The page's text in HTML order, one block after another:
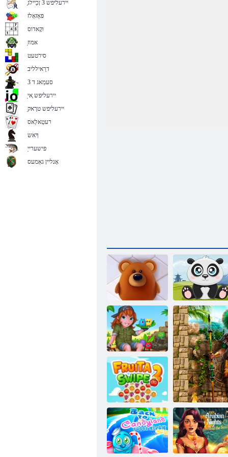
שורות אַנימאַלס פּאַנדאַ
לזניא יבַאט
2 ּפייווס ַאטיורפ
ַיירעליּפש 3 ןכַיילג
פּאַזאַלז
וקָאדוס
ַאמוז
סירטעט
דרַאילליב
סעמַאג ד 3
ַיירעליּפש ָאי
ַיירעליּפש טרָאק
רעטַאלַאס
ךָאש
פישערייַ
אָנליין גאַמעס